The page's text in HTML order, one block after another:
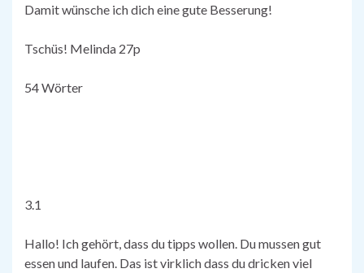
Damit wünsche ich dich eine gute Besserung!
Tschüs! Melinda 27p
54 Wörter
3.1
Hallo! Ich gehört, dass du tipps wollen. Du mussen gut
essen und laufen. Das ist virklich dass du dricken viel